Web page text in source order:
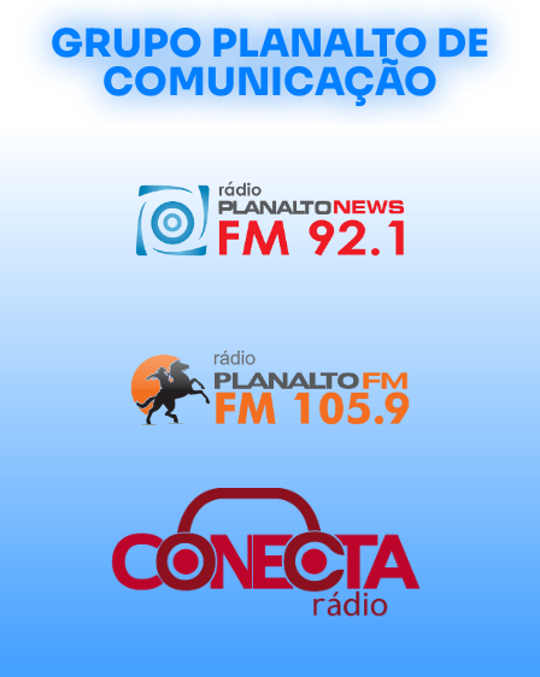
GRUPO PLANALTO DE
COMUNICAÇÃO